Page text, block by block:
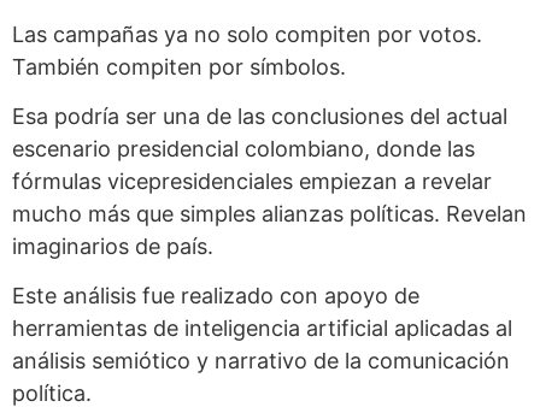
Las campañas ya no solo compiten por votos.
También compiten por símbolos.
Esa podría ser una de las conclusiones del actual
escenario presidencial colombiano, donde las
fórmulas vicepresidenciales empiezan a revelar
mucho más que simples alianzas políticas. Revelan
imaginarios de país.
Este análisis fue realizado con apoyo de
herramientas de inteligencia artificial aplicadas al
análisis semiótico y narrativo de la comunicación
política.